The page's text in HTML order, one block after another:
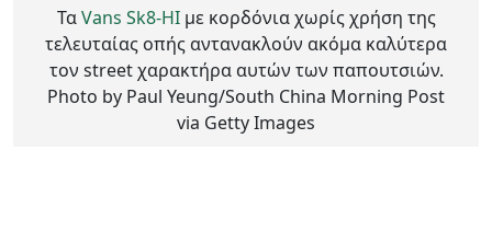
ΤαVans Sk8-HIμε κορδόνια χωρίς χρήση της
τελευταίας οπής αντανακλούν ακόμα καλύτερα
τον street χαρακτήρα αυτών των παπουτσιών.
Photo by Paul Yeung/South China Morning Post
via Getty Images